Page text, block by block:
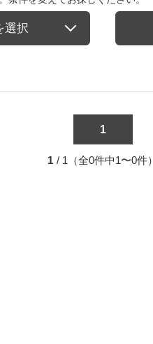
選択
1
1 / 1（全0件中1〜0件）